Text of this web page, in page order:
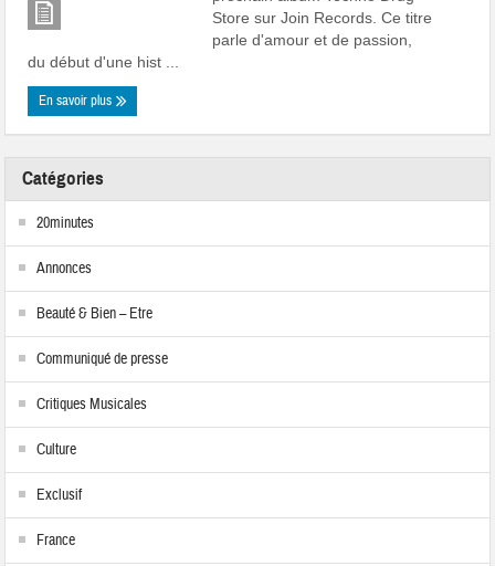
Store sur Join Records. Ce titre
parle d'amour et de passion,
du début d'une hist ...
En savoir plus
Catégories
20minutes
Annonces
Beauté & Bien – Etre
Communiqué de presse
Critiques Musicales
Culture
Exclusif
France